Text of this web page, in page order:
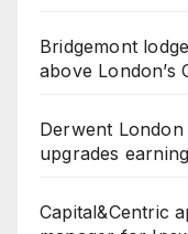
Bridgemont
above London’s
Derwent
upgrades
Capital&Centric